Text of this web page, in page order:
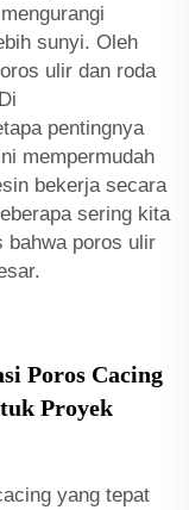
sunyi. Oleh
ulir dan roda
pentingnya
mempermudah
bekerja secara
sering kita
bahwa poros ulir
Poros Cacing
Proyek
yang tepat